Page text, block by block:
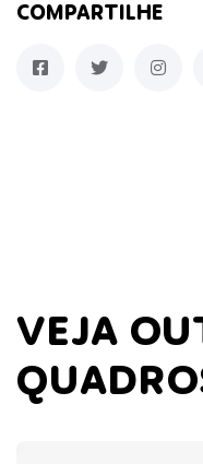
COMPARTILHE
VEJA